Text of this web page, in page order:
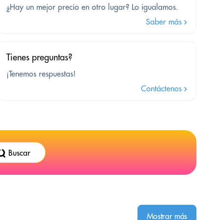
¿Hay un mejor precio en otro lugar? Lo igualamos.
Saber más
Tienes preguntas?
¡Tenemos respuestas!
Contáctenos
Buscar
Mostrar más